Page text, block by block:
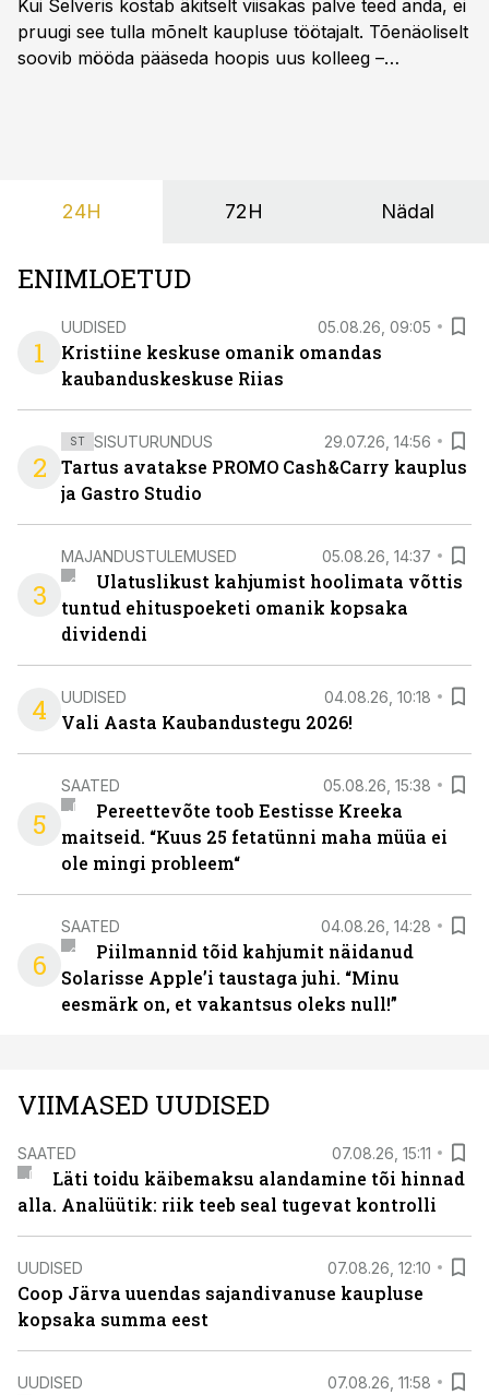
Kui Selveris kostab äkitselt viisakas palve teed anda, ei
pruugi see tulla mõnelt kaupluse töötajalt. Tõenäoliselt
soovib mööda pääseda hoopis uus kolleeg –
24H 72H Nädal
ENIMLOETUD
1
UUDISED 05.08.26, 09:05
Kristiine keskuse omanik omandas
kaubanduskeskuse Riias
2
ST SISUTURUNDUS 29.07.26, 14:56
Tartus avatakse PROMO Cash&Carry kauplus
ja Gastro Studio
3
MAJANDUSTULEMUSED 05.08.26, 14:37
Ulatuslikust kahjumist hoolimata võttis
tuntud ehituspoeketi omanik kopsaka
dividendi
4 UUDISED 04.08.26, 10:18
Vali Aasta Kaubandustegu 2026!
5
SAATED 05.08.26, 15:38
Pereettevõte toob Eestisse Kreeka
maitseid. “Kuus 25 fetatünni maha müüa ei
ole mingi probleem“
6
SAATED 04.08.26, 14:28
Piilmannid tõid kahjumit näidanud
Solarisse Apple’i taustaga juhi. “Minu
eesmärk on, et vakantsus oleks null!”
VIIMASED UUDISED
SAATED 07.08.26, 15:11
Läti toidu käibemaksu alandamine tõi hinnad
alla. Analüütik: riik teeb seal tugevat kontrolli
UUDISED 07.08.26, 12:10
Coop Järva uuendas sajandivanuse kaupluse
kopsaka summa eest
UUDISED 07.08.26, 11:58